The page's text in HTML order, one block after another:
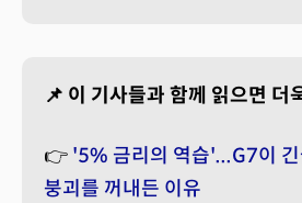
📌 이 기사들과 함께 읽으면 더
👉 '5% 금리의 역습'...G7이 긴
붕괴를 꺼내든 이유